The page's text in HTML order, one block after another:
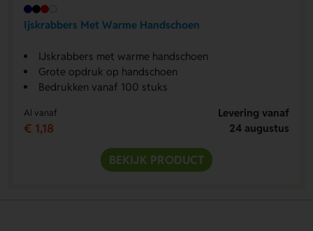
Ijskrabbers Met Warme Handschoen
IJskrabbers met warme handschoen
Grote opdruk op handschoen
Bedrukken vanaf 100 stuks
Al vanaf
€ 1,18
Levering vanaf
24 augustus
BEKIJK PRODUCT